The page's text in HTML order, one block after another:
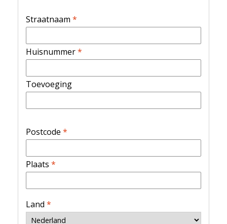
Straatnaam *
Huisnummer*
Toevoeging
Postcode *
Plaats *
Land *